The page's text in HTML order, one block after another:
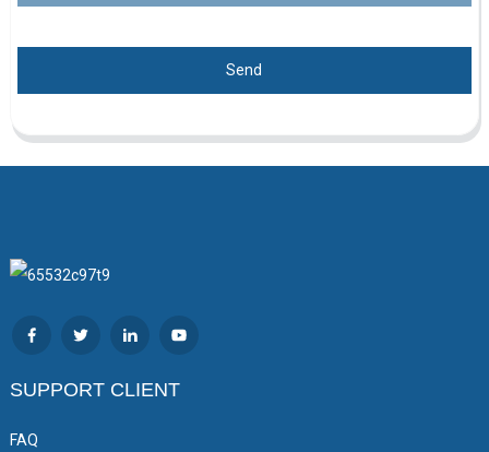
Send
SUPPORT CLIENT
FAQ